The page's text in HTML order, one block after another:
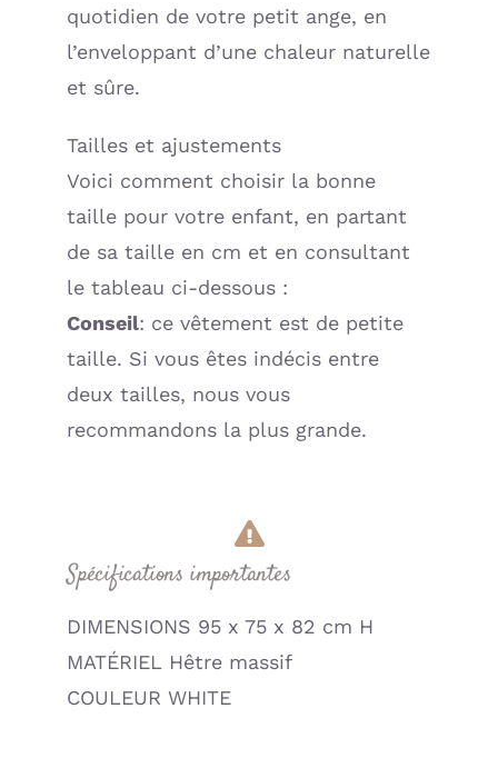
quotidien de votre petit ange, en
l’enveloppant d’une chaleur naturelle
et sûre.
Tailles et ajustements
Voici comment choisir la bonne
taille pour votre enfant, en partant
de sa taille en cm et en consultant
le tableau ci-dessous :
Conseil: ce vêtement est de petite
taille. Si vous êtes indécis entre
deux tailles, nous vous
recommandons la plus grande.
Spécifications importantes
DIMENSIONS 95 x 75 x 82 cm H
MATÉRIEL Hêtre massif
COULEUR WHITE